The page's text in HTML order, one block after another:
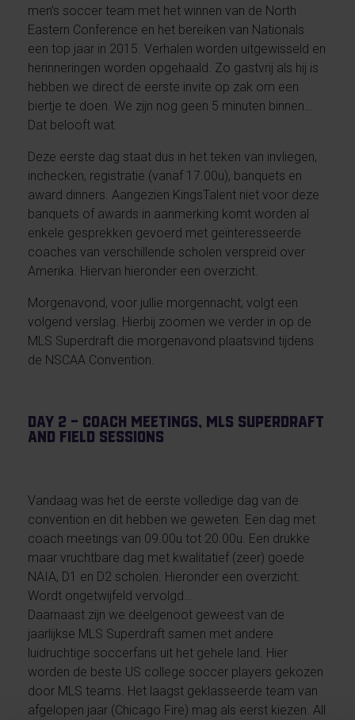
men’s soccer team met het winnen van de North
Eastern Conference en het bereiken van Nationals
een top jaar in 2015. Verhalen worden uitgewisseld en
herinneringen worden opgehaald. Zo gastvrij als hij is
hebben we direct de eerste invite op zak om een
biertje te doen. We zijn nog geen 5 minuten binnen…
Dat belooft wat.
Deze eerste dag staat dus in het teken van invliegen,
inchecken, registratie (vanaf 17.00u), banquets en
award dinners. Aangezien KingsTalent niet voor deze
banquets of awards in aanmerking komt worden al
enkele gesprekken gevoerd met geïnteresseerde
coaches van verschillende scholen verspreid over
Amerika. Hiervan hieronder een overzicht.
Morgenavond, voor jullie morgennacht, volgt een
volgend verslag. Hierbij zoomen we verder in op de
MLS Superdraft die morgenavond plaatsvind tijdens
de NSCAA Convention.
Day 2 – Coach meetings, MLS Superdraft
and Field Sessions
Vandaag was het de eerste volledige dag van de
convention en dit hebben we geweten. Een dag met
coach meetings van 09.00u tot 20.00u. Een drukke
maar vruchtbare dag met kwalitatief (zeer) goede
NAIA, D1 en D2 scholen. Hieronder een overzicht.
Wordt ongetwijfeld vervolgd…
Daarnaast zijn we deelgenoot geweest van de
jaarlijkse MLS Superdraft samen met andere
luidruchtige soccerfans uit het gehele land. Hier
worden de beste US college soccer players gekozen
door MLS teams. Het laagst geklasseerde team van
afgelopen jaar (Chicago Fire) mag als eerst kiezen. All